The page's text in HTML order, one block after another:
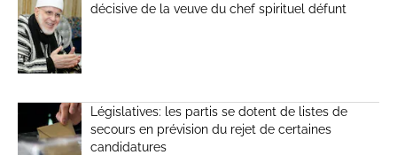
décisive de la veuve du chef spirituel défunt
Législatives: les partis se dotent de listes de
secours en prévision du rejet de certaines
candidatures